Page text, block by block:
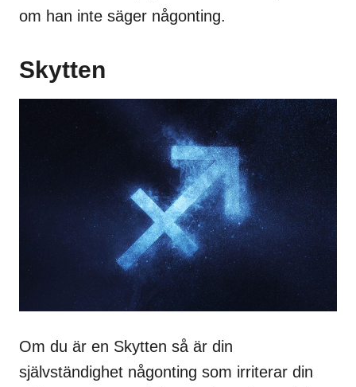
om han inte säger någonting.
Skytten
Om du är en Skytten så är din
självständighet någonting som irriterar din